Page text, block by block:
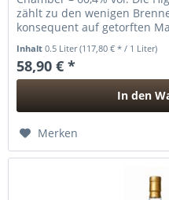
zählt zu den wenigen
konsequent auf getorften
Inhalt0.5 Liter(117,80 € * / 1 Liter)
58,90 € *
In den
Merken